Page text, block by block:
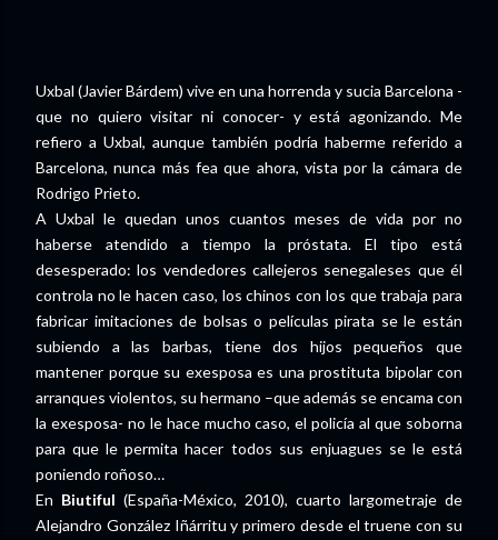
Uxbal (Javier Bárdem) vive en una horrenda y sucia Barcelona -
que no quiero visitar ni conocer- y está agonizando. Me
refiero a Uxbal, aunque también podría haberme referido a
Barcelona, nunca más fea que ahora, vista por la cámara de
Rodrigo Prieto.
A Uxbal le quedan unos cuantos meses de vida por no
haberse atendido a tiempo la próstata. El tipo está
desesperado: los vendedores callejeros senegaleses que él
controla no le hacen caso, los chinos con los que trabaja para
fabricar imitaciones de bolsas o películas pirata se le están
subiendo a las barbas, tiene dos hijos pequeños que
mantener porque su exesposa es una prostituta bipolar con
arranques violentos, su hermano –que además se encama con
la exesposa- no le hace mucho caso, el policía al que soborna
para que le permita hacer todos sus enjuagues se le está
poniendo roñoso…
En Biutiful (España-México, 2010), cuarto largometraje de
Alejandro González Iñárritu y primero desde el truene con su